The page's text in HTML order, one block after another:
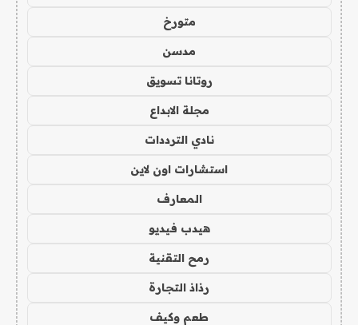
متورخ
مدسن
روتانا تسويق
مجلة الابداع
نادي الترددات
استشارات اون لاين
المعارف
هيدب فيديو
رمح التقنية
رذاذ التجارة
طعم وكيف